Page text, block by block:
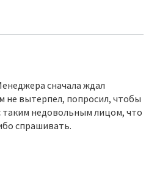
сначала ждал
не вытерпел, попросил, чтобы
таким недовольным лицом, что
спрашивать.